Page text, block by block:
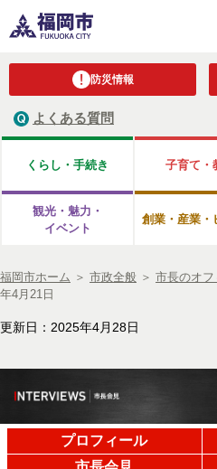
防災情報
よくある質問
くらし・手続き 子育て・
観光・魅力・
イベント
創業・産業・
福岡市ホーム ＞ 市政全般 ＞ 市長のオフ
年4月21日
更新日：2025年4月28日
プロフィール